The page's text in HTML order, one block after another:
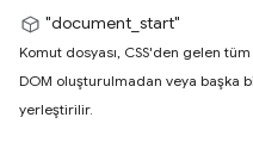
"document_start"
Komut dosyası, CSS'den gelen
DOM oluşturulmadan veya başka
yerleştirilir.